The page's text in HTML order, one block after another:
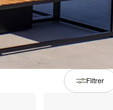
Filtrer